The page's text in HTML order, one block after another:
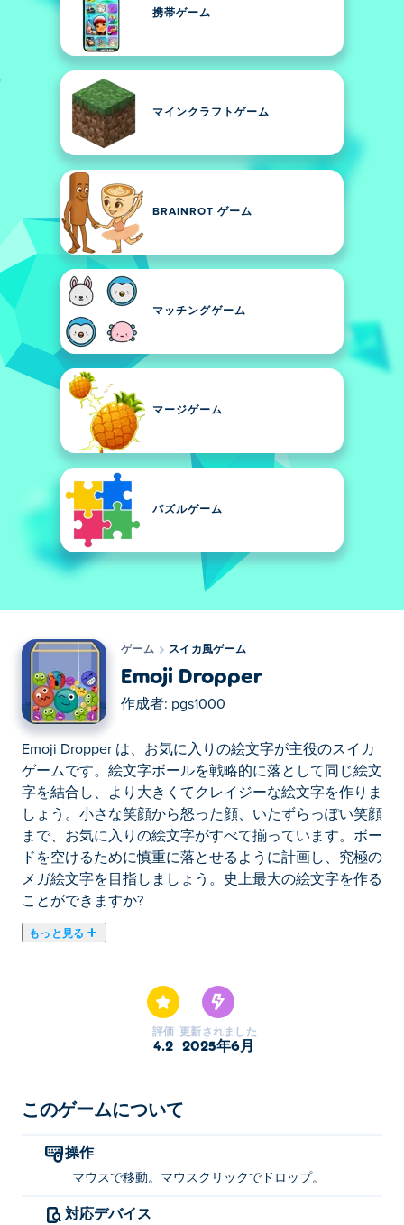
携帯ゲーム
マインクラフトゲーム
BRAINROT ゲーム
マッチングゲーム
マージゲーム
パズルゲーム
ゲーム スイカ風ゲーム
Emoji Dropper
作成者: pgs1000
Emoji Dropper は、お気に入りの絵文字が主役のスイカ
ゲームです。絵文字ボールを戦略的に落として同じ絵文
字を結合し、より大きくてクレイジーな絵文字を作りま
しょう。小さな笑顔から怒った顔、いたずらっぽい笑顔
まで、お気に入りの絵文字がすべて揃っています。ボー
ドを空けるために慎重に落とせるように計画し、究極の
メガ絵文字を目指しましょう。史上最大の絵文字を作る
ことができますか?
もっと見る
字を結合し、より大きくてクレイジーな絵文字を作りま
しょう。小さな笑顔から怒った顔、いたずらっぽい笑顔
まで、お気に入りの絵文字がすべて揃っています。ボー
ことができますか?
Emoji Dropper の遊び方は？
マウスで絵文字ボールを動かし、クリックしてカップに
落としましょう。
評価
4.2
更新されました
2025年6月
このゲームについて
操作
マウスで移動。マウスクリックでドロップ。
対応デバイス